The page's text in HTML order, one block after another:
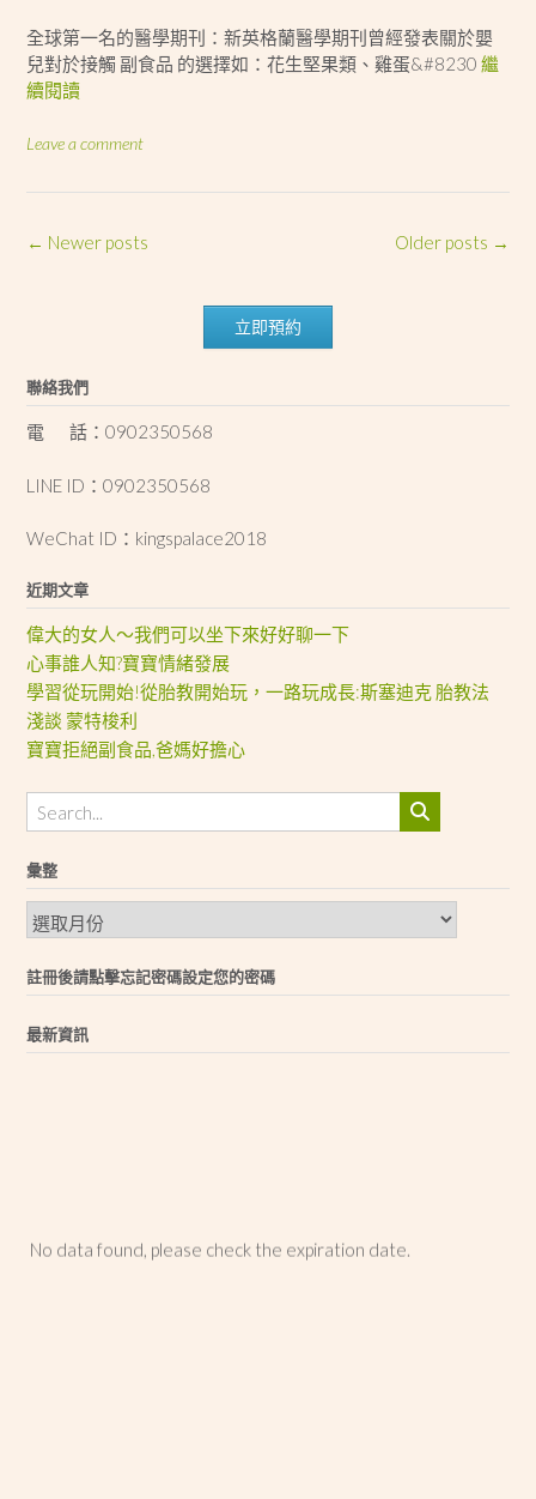
全球第一名的醫學期刊：新英格蘭醫學期刊曾經發表關於嬰
兒對於接觸 副食品 的選擇如：花生堅果類、雞蛋&#8230 繼
續閱讀
Leave a comment
Posts
Older posts →
← Newer posts
立即預約
聯絡我們
電 話：0902350568
LINE ID：0902350568
WeChat ID：kingspalace2018
近期文章
偉大的女人～我們可以坐下來好好聊一下
心事誰人知?寶寶情緒發展
學習從玩開始!從胎教開始玩，一路玩成長:斯塞迪克 胎教法
淺談 蒙特梭利
寶寶拒絕副食品,爸媽好擔心
彙整
彙
整
註冊後請點擊忘記密碼設定您的密碼
最新資訊
No data found, please check the expiration date.